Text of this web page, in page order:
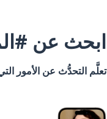
ابحث عن
تعلَّم التحدُّث عن الأمور